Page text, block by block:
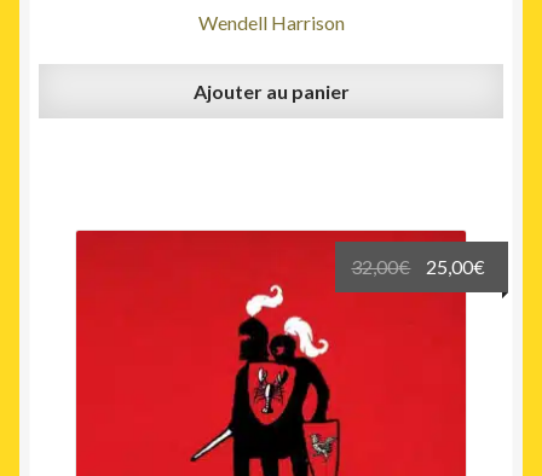
Wendell Harrison
Ajouter au panier
32,00€
Le
prix
25,00€
prix